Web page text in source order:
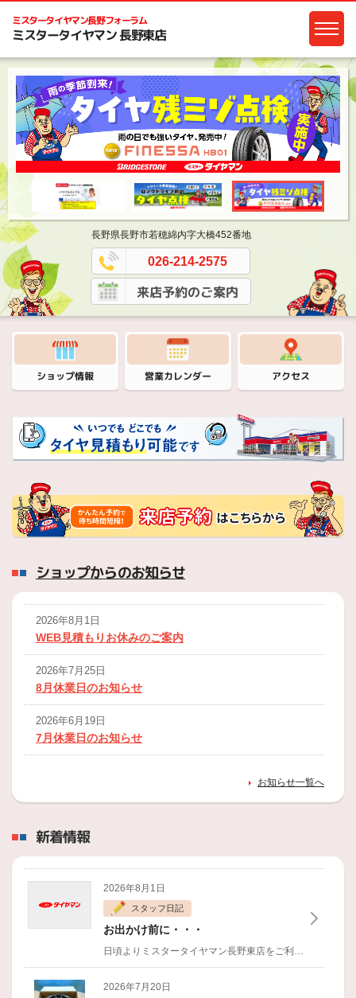
ミスタータイヤマン長野フォーラム
ミスタータイヤマン 長野東店
長野県長野市若穂綿内字大橋452番地
026-214-2575
来店予約のご案内
ショップ情報 営業カレンダー アクセス
ショップからのお知らせ
2026年8月1日
WEB見積もりお休みのご案内
2026年7月25日
8月休業日のお知らせ
2026年6月19日
7月休業日のお知らせ
長野市プレミアム商品券
2026年4月24日
5月休業日のお知らせ
４月休業日のお知らせ
2026年2月23日
3月休業日のお知らせ
お知らせ一覧へ
新着情報
2026年8月1日
スタッフ日記
お出かけ前に・・・
日頃よりミスタータイヤマン長野東店をご利用いただきましてありがとうございます。
2026年7月20日